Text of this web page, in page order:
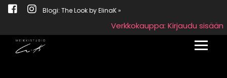
Blogi: The Look by ElinaK »
Verkkokauppa: Kirjaudu sisään